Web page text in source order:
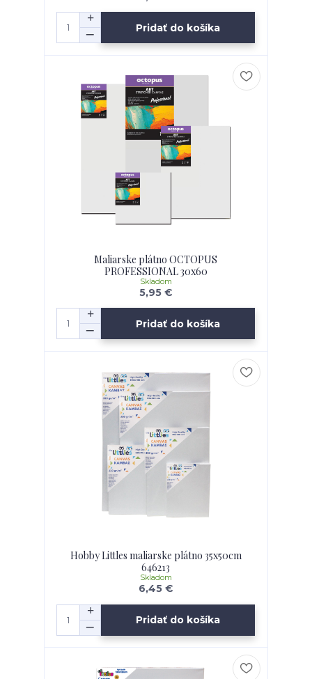
Pridať do košíka
Maliarske plátno OCTOPUS
PROFESSIONAL 30x60
5,95 €
Skladom
Pridať do košíka
Hobby Littles maliarske plátno 35x50cm
646213
6,45 €
Skladom
Pridať do košíka